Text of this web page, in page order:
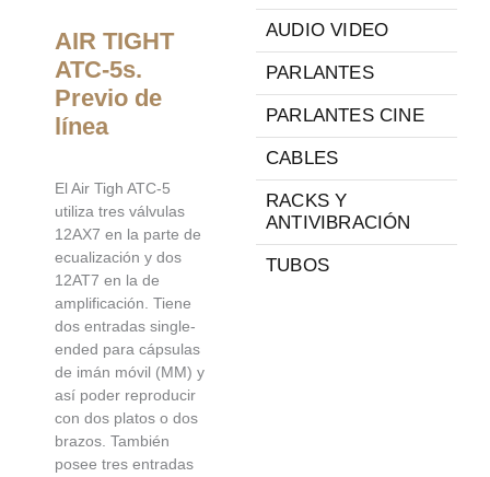
AIR TIGHT
ATC-5s.
Previo de
línea
El Air Tigh ATC-5
utiliza tres válvulas
12AX7 en la parte de
ecualización y dos
12AT7 en la de
amplificación. Tiene
dos entradas single-
ended para cápsulas
de imán móvil (MM) y
así poder reproducir
con dos platos o dos
brazos. También
posee tres entradas
AUDIO VIDEO
PARLANTES
PARLANTES CINE
CABLES
RACKS Y
ANTIVIBRACIÓN
TUBOS